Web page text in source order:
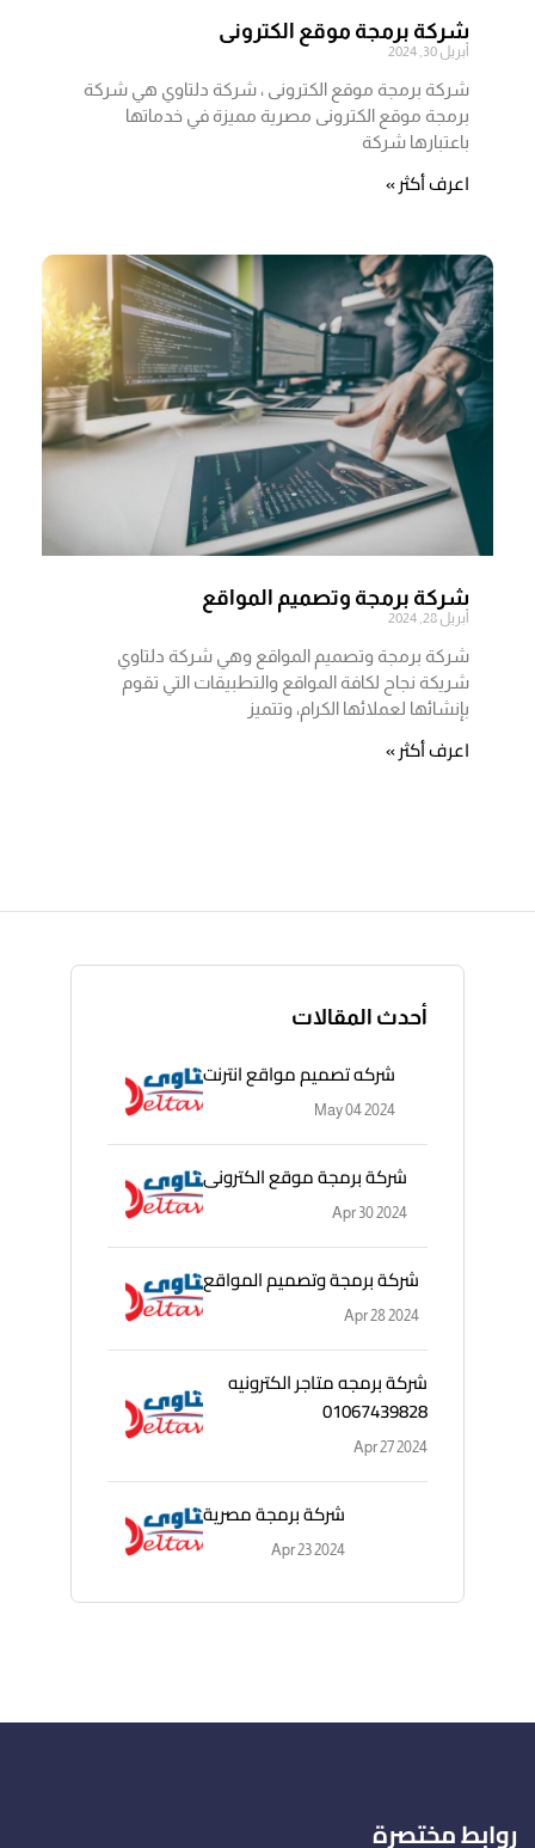
أحدث المقالات
شركه تصميم مواقع انترنت
May 04 2024
شركة برمجة موقع الكترونى
Apr 30 2024
شركة برمجة وتصميم المواقع
Apr 28 2024
شركة برمجه متاجر الكترونيه
01067439828
Apr 27 2024
شركة برمجة مصرية
Apr 23 2024
شركة برمجة موقع الكترونى
أبريل 30, 2024
شركة برمجة موقع الكترونى ، شركة دلتاوي هي شركة
برمجة موقع الكترونى مصرية مميزة في خدماتها
باعتبارها شركة
اعرف أكثر »
شركة برمجة وتصميم المواقع
أبريل 28, 2024
شركة برمجة وتصميم المواقع وهي شركة دلتاوي
شريكة نجاح لكافة المواقع والتطبيقات التي تقوم
بإنشائها لعملائها الكرام، وتتميز
اعرف أكثر »
روابط مختصرة